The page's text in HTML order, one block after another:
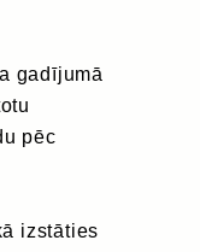
gadījumā
pēc
izstāties